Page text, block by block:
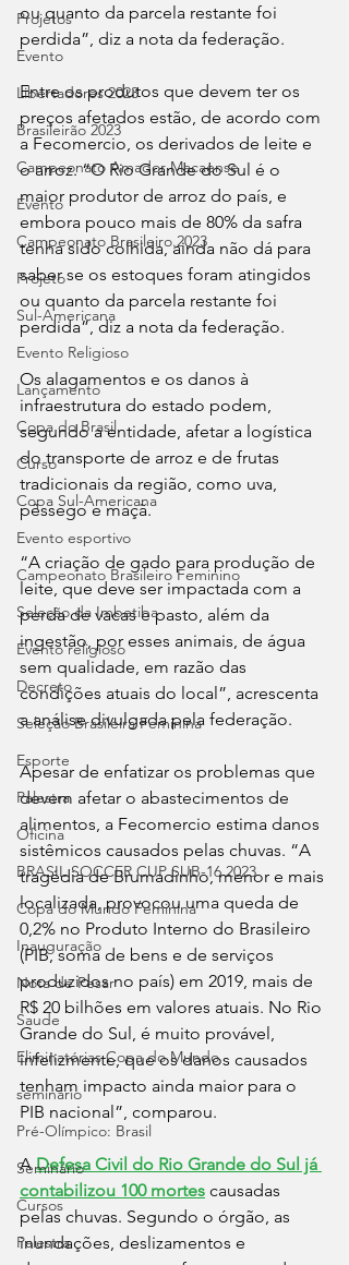
Projetos
Evento
Libertadores 2023
Brasileirão 2023
Campeonato Amador Macaense
Evento
Campeonato Brasileiro.2023
Projeto
Sul-Americana
Evento Religioso
Lançamento
Copa do Brasil
Curso
Copa Sul-Americana
Evento esportivo
Campeonato Brasileiro Feminino
Seleção da Imbetiba
Evento religioso
Decreto
Seleção Brasileira Feminina
Esporte
Palestra
Oficina
BRASIL SOCCER CUP SUB-16 2023
Copa do Mundo Feminina
Inauguração
Nota de Pesar
Saude
Eliminatórias Copa do Mundo
seminário
Pré-Olímpico: Brasil
Seminário
Cursos
Palestra
ou quanto da parcela restante foi
perdida”, diz a nota da federação.
Entre os produtos que devem ter os
preços afetados estão, de acordo com
a Fecomercio, os derivados de leite e
o arroz. “O Rio Grande do Sul é o
maior produtor de arroz do país, e
embora pouco mais de 80% da safra
tenha sido colhida, ainda não dá para
saber se os estoques foram atingidos
ou quanto da parcela restante foi
perdida”, diz a nota da federação.
Os alagamentos e os danos à
infraestrutura do estado podem,
segundo a entidade, afetar a logística
do transporte de arroz e de frutas
tradicionais da região, como uva,
pêssego e maçã.
“A criação de gado para produção de
leite, que deve ser impactada com a
perda de vacas e pasto, além da
ingestão, por esses animais, de água
sem qualidade, em razão das
condições atuais do local”, acrescenta
a análise divulgada pela federação.
Apesar de enfatizar os problemas que
devem afetar o abastecimentos de
alimentos, a Fecomercio estima danos
sistêmicos causados pelas chuvas. “A
tragédia de Brumadinho, menor e mais
localizada, provocou uma queda de
0,2% no Produto Interno do Brasileiro
(PIB, soma de bens e de serviços
produzidos no país) em 2019, mais de
R$ 20 bilhões em valores atuais. No Rio
Grande do Sul, é muito provável,
infelizmente, que os danos causados
tenham impacto ainda maior para o
PIB nacional”, comparou.
A Defesa Civil do Rio Grande do Sul já
contabilizou 100 mortes causadas
pelas chuvas. Segundo o órgão, as
inundações, deslizamentos e